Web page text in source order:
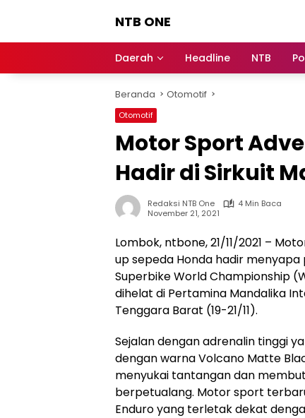
NTB ONE
dan
Berita
Lombok
Daerah Headline NTB
Beranda Otomotif
Otomotif
Motor Sport
Hadir di Sirkuit
Redaksi NTB One
4 Min Baca
November 21, 2021
Lombok, ntbone, 21/11/2021 –
up sepeda Honda hadir
Superbike World Championship
dihelat di Pertamina Mandalika
Tenggara Barat (19-21/11).
Sejalan dengan adrenalin tinggi
dengan warna Volcano Matte
menyukai tantangan dan
berpetualang. Motor sport
Enduro yang terletak dekat